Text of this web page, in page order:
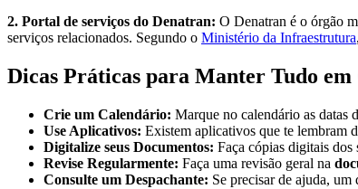
2. Portal de serviços do Denatran: O Denatran é o órgão
serviços relacionados. Segundo o Ministério da Infraestrutura
Dicas Práticas para Manter Tudo
Crie um Calendário: Marque no calendário as
Use Aplicativos: Existem aplicativos que te lembram
Digitalize seus Documentos: Faça cópias digitais dos
Revise Regularmente: Faça uma revisão geral na
Consulte um Despachante: Se precisar de ajuda,